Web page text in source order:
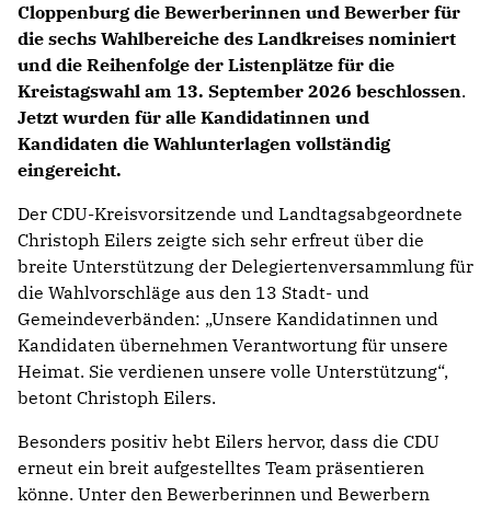
Cloppenburg die Bewerberinnen und Bewerber für
die sechs Wahlbereiche des Landkreises nominiert
und die Reihenfolge der Listenplätze für die
Kreistagswahl am 13. September 2026 beschlossen.
Jetzt wurden für alle Kandidatinnen und
Kandidaten die Wahlunterlagen vollständig
eingereicht.
Der CDU-Kreisvorsitzende und Landtagsabgeordnete
Christoph Eilers zeigte sich sehr erfreut über die
breite Unterstützung der Delegiertenversammlung für
die Wahlvorschläge aus den 13 Stadt- und
Gemeindeverbänden: „Unsere Kandidatinnen und
Kandidaten übernehmen Verantwortung für unsere
Heimat. Sie verdienen unsere volle Unterstützung“,
betont Christoph Eilers.
Besonders positiv hebt Eilers hervor, dass die CDU
erneut ein breit aufgestelltes Team präsentieren
könne. Unter den Bewerberinnen und Bewerbern